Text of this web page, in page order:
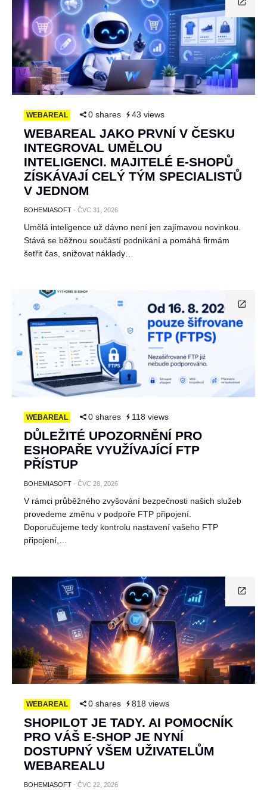
WEBAREAL 0 shares 43 views
WEBAREAL JAKO PRVNÍ V ČESKU
INTEGROVAL UMĚLOU
INTELIGENCI. MAJITELÉ E-SHOPŮ
ZÍSKÁVAJÍ CELÝ TÝM SPECIALISTŮ
V JEDNOM
BOHEMIASOFT - ČVC 31, 2026
Umělá inteligence už dávno není jen zajímavou novinkou.
Stává se běžnou součástí podnikání a pomáhá firmám
šetřit čas, snižovat náklady…
WEBAREAL 0 shares 118 views
DŮLEŽITÉ UPOZORNĚNÍ PRO
ESHOPAŘE VYUŽÍVAJÍCÍ FTP
PŘÍSTUP
BOHEMIASOFT - ČVC 28, 2026
V rámci průběžného zvyšování bezpečnosti našich služeb
provedeme změnu v podpoře FTP připojení.
Doporučujeme tedy kontrolu nastavení vašeho FTP
připojení,…
WEBAREAL 0 shares 818 views
SHOPILOT JE TADY. AI POMOCNÍK
PRO VÁŠ E-SHOP JE NYNÍ
DOSTUPNÝ VŠEM UŽIVATELŮM
WEBAREALU
BOHEMIASOFT - ČVC 22, 2026